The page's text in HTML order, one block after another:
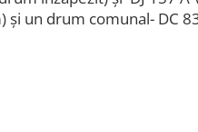
un drum comunal- DC